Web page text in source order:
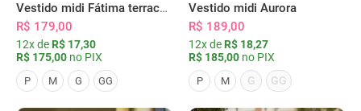
Vestido midi Fátima terracota
R$ 179,00
12x de R$ 17,30
R$ 175,00 no PIX
P M G GG
Vestido midi Aurora
R$ 189,00
12x de R$ 18,27
R$ 185,00 no PIX
P M G GG